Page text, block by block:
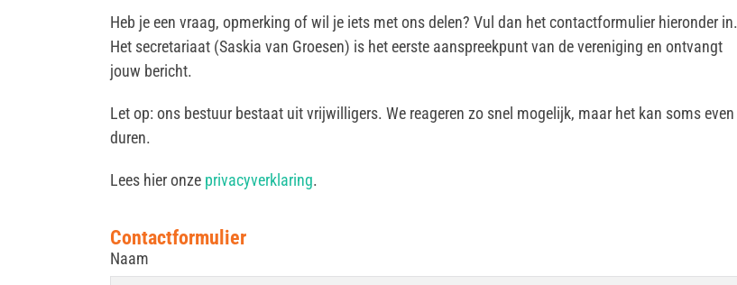
Heb je een vraag, opmerking of wil je iets met ons delen? Vul dan het contactformulier hieronder in.
Het secretariaat (Saskia van Groesen) is het eerste aanspreekpunt van de vereniging en ontvangt
jouw bericht.
Let op: ons bestuur bestaat uit vrijwilligers. We reageren zo snel mogelijk, maar het kan soms even
duren.
Lees hier onze privacyverklaring.
Contactformulier
Naam